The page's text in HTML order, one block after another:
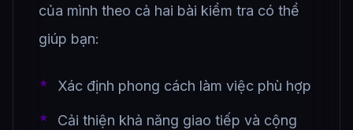
của mình theo cả hai bài kiểm tra có thể
giúp bạn:
Xác định phong cách làm việc phù hợp
Cải thiện khả năng giao tiếp và cộng